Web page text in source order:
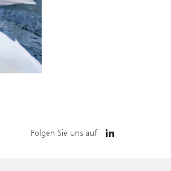
Folgen Sie uns auf